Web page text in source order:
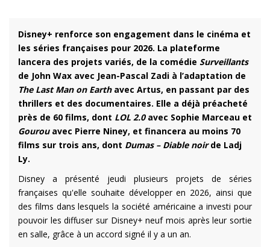
Disney+ renforce son engagement dans le cinéma et
les séries françaises pour 2026. La plateforme
lancera des projets variés, de la comédie Surveillants
de John Wax avec Jean-Pascal Zadi à l’adaptation de
The Last Man on Earthavec Artus, en passant par des
thrillers et des documentaires. Elle a déjà préacheté
près de 60 films, dont LOL 2.0avec Sophie Marceau et
Gourouavec Pierre Niney, et financera au moins 70
films sur trois ans, dont Dumas – Diable noirde Ladj
Ly.
Disney a présenté jeudi plusieurs projets de séries
françaises qu'elle souhaite développer en 2026, ainsi que
des films dans lesquels la société américaine a investi pour
pouvoir les diffuser sur Disney+ neuf mois après leur sortie
en salle, grâce à un accord signé il y a un an.